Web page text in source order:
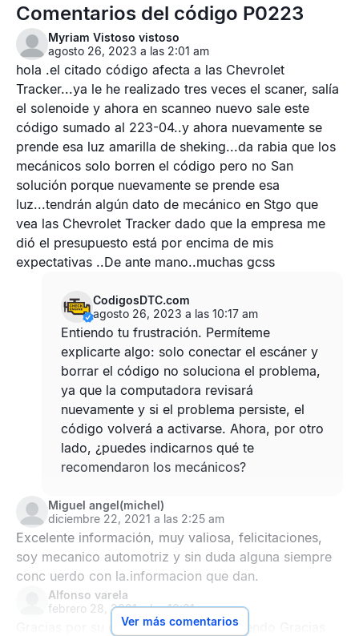
Comentarios del código P0223
Myriam Vistoso vistoso
agosto 26, 2023 a las 2:01 am
hola .el citado código afecta a las Chevrolet
Tracker...ya le he realizado tres veces el scaner, salía
el solenoide y ahora en scanneo nuevo sale este
código sumado al 223-04..y ahora nuevamente se
prende esa luz amarilla de sheking...da rabia que los
mecánicos solo borren el código pero no San
solución porque nuevamente se prende esa
luz...tendrán algún dato de mecánico en Stgo que
vea las Chevrolet Tracker dado que la empresa me
dió el presupuesto está por encima de mis
expectativas ..De ante mano..muchas gcss
CodigosDTC.com
agosto 26, 2023 a las 10:17 am
Entiendo tu frustración. Permíteme
explicarte algo: solo conectar el escáner y
borrar el código no soluciona el problema,
ya que la computadora revisará
nuevamente y si el problema persiste, el
código volverá a activarse. Ahora, por otro
lado, ¿puedes indicarnos qué te
recomendaron los mecánicos?
Miguel angel(michel)
diciembre 22, 2021 a las 2:25 am
Excelente información, muy valiosa, felicitaciones,
soy mecanico automotriz y sin duda alguna siempre
conc uerdo con la.informacion que dan.
Alfonso varela
febrero 28, 2021 a las 10:01 am
Gracias por su consulta estoy aprendiendo Gracias
Ver más comentarios